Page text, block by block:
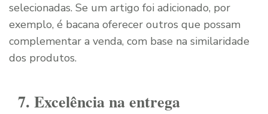
selecionadas. Se um artigo foi adicionado, por
exemplo, é bacana oferecer outros que possam
complementar a venda, com base na similaridade
dos produtos.
7. Excelência na entrega